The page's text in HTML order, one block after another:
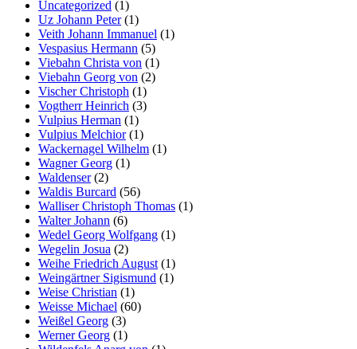
Uncategorized (1)
Uz Johann Peter(1)
Veith Johann Immanuel (1)
Vespasius Hermann (5)
Viebahn Christa von (1)
Viebahn Georg von (2)
Vischer Christoph (1)
Vogtherr Heinrich (3)
Vulpius Herman (1)
Vulpius Melchior(1)
Wackernagel Wilhelm (1)
Wagner Georg (1)
Waldenser(2)
Waldis Burcard (56)
Walliser Christoph Thomas (1)
Walter Johann (6)
Wedel Georg Wolfgang (1)
Wegelin Josua (2)
Weihe Friedrich August (1)
Weingärtner Sigismund (1)
Weise Christian (1)
Weisse Michael (60)
Weißel Georg (3)
Werner Georg (1)